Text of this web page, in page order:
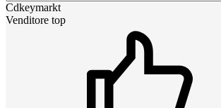
Cdkeymarkt
Venditore top